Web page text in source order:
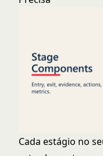
Cada estágio no